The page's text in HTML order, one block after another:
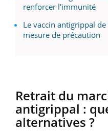
renforcer l'immunité
Le vaccin antigrippal
mesure de précaution
Retrait du
antigrippal :
alternatives ?